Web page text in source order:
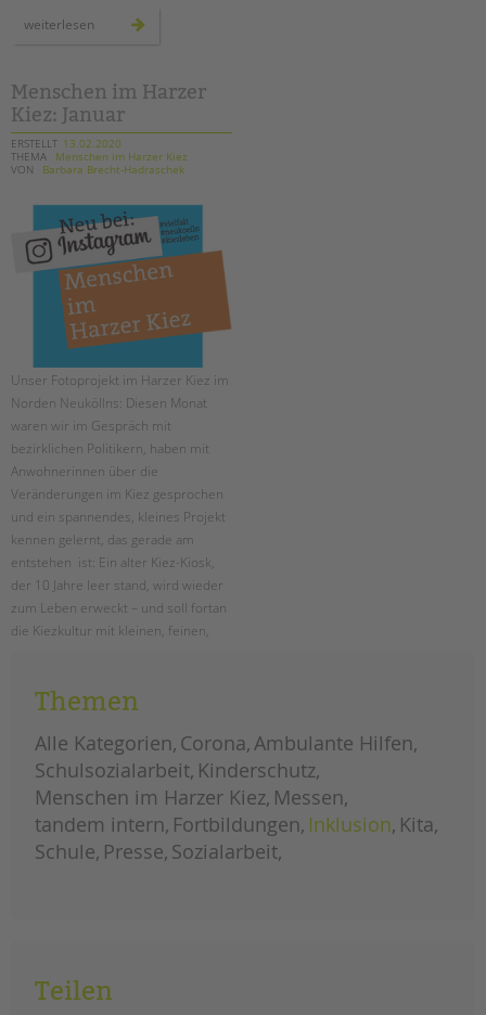
unkuerzbar
Briefe an Kai
PRESSE
Magazin
KONTAKT
Impressum
Datenschutz
Hinweisgebersystem
Intranet
weiterlesen fachtag:
Menschen im Harzer
Kiez: Januar
ERSTELLT 13.02.2020
THEMA
Menschen im Harzer Kiez
VON
Barbara Brecht-Hadraschek
Unser Fotoprojekt im Harzer Kiez im
Norden Neuköllns: Diesen Monat
waren wir im Gespräch mit
bezirklichen Politikern, haben mit
Anwohnerinnen über die
Veränderungen im Kiez gesprochen
und ein spannendes, kleines Projekt
kennen gelernt, das gerade am
entstehen ist: Ein alter Kiez-Kiosk,
der 10 Jahre leer stand, wird wieder
zum Leben erweckt – und soll fortan
die Kiezkultur mit kleinen, feinen,
ausdrücklich erwünscht!
weiterlesenmenschen
im
harzer
kiez:
januar
Themen
Alle Kategorien Corona Ambulante Hilfen
Schulsozialarbeit Kinderschutz
Menschen im Harzer Kiez Messen
tandem intern Fortbildungen Inklusion Kita
Schule Presse Sozialarbeit
Teilen